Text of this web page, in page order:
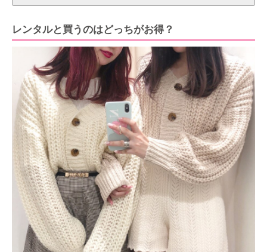
レンタルと買うのはどっちがお得？